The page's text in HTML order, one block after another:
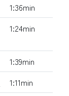
1:36min
1:24min
1:39min
1:11min